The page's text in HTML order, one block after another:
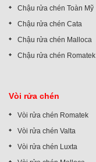
Chậu rửa chén Toàn Mỹ
Chậu rửa chén Cata
Chậu rửa chén Malloca
Chậu rửa chén Romatek
Vòi rửa chén
Vòi rửa chén Romatek
Vòi rửa chén Valta
Vòi rửa chén Luxta